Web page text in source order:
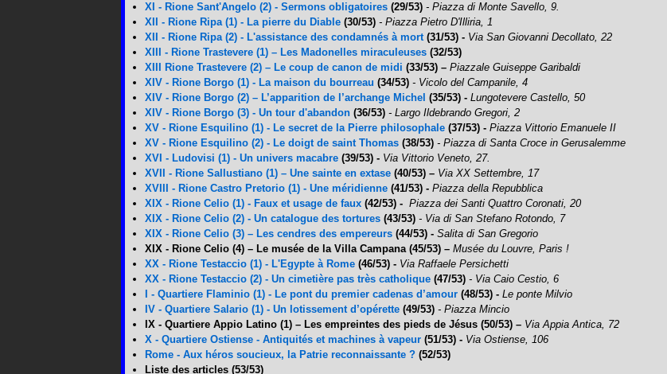
XI - Rione Sant'Angelo (2) - Sermons obligatoires (29/53) - Piazza di Monte Savello, 9.
XII - Rione Ripa (1) - La pierre du Diable (30/53) - Piazza Pietro D'Illiria, 1
XII - Rione Ripa (2) - L'assistance des condamnés à mort(31/53) - Via San Giovanni Decollato, 22
XIII - Rione Trastevere (1) – Les Madonelles miraculeuses (32/53)
XIII Rione Trastevere (2) – Le coup de canon de midi (33/53) – Piazzale Guiseppe Garibaldi
XIV - Rione Borgo (1) - La maison du bourreau (34/53) - Vicolo del Campanile, 4
XIV - Rione Borgo (2) – L’apparition de l’archange Michel (35/53) - Lungotevere Castello, 50
XIV - Rione Borgo (3) - Un tour d'abandon (36/53) - Largo Ildebrando Gregori, 2
XV - Rione Esquilino (1) - Le secret de la Pierre philosophale (37/53) - Piazza Vittorio Emanuele II
XV - Rione Esquilino (2) - Le doigt de saint Thomas (38/53) - Piazza di Santa Croce in Gerusalemme
XVI - Ludovisi (1) - Un univers macabre (39/53) - Via Vittorio Veneto, 27.
XVII - Rione Sallustiano (1) – Une sainte en extase (40/53) – Via XX Settembre, 17
XVIII - Rione Castro Pretorio (1) - Une méridienne (41/53) - Piazza della Repubblica
XIX - Rione Celio (1) - Faux et usage de faux (42/53) - Piazza dei Santi Quattro Coronati, 20
XIX - Rione Celio (2) - Un catalogue des tortures (43/53) - Via di San Stefano Rotondo, 7
XIX - Rione Celio (3) – Les cendres des empereurs (44/53) - Salita di San Gregorio
XIX - Rione Celio (4) – Le musée de la Villa Campana (45/53) – Musée du Louvre, Paris !
XX - Rione Testaccio (1) - L'Egypte à Rome (46/53) - Via Raffaele Persichetti
XX - Rione Testaccio (2) - Un cimetière pas très catholique (47/53) - Via Caio Cestio, 6
I - Quartiere Flaminio (1) - Le pont du premier cadenas d’amour (48/53) - Le ponte Milvio
IV - Quartiere Salario (1) - Un lotissement d’opérette (49/53) - Piazza Mincio
IX - Quartiere Appio Latino (1) – Les empreintes des pieds de Jésus (50/53) – Via Appia Antica, 72
X - Quartiere Ostiense - Antiquités et machines à vapeur (51/53) - Via Ostiense, 106
Rome - Aux héros soucieux, la Patrie reconnaissante ? (52/53)
Liste des articles (53/53)